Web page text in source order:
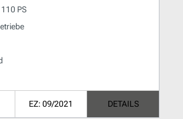
PS
EZ: 09/2021 DETAILS